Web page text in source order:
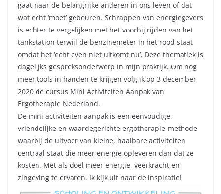
gaat naar de belangrijke anderen in ons leven of dat
wat echt ‘moet’ gebeuren. Schrappen van energiegevers
is echter te vergelijken met het voorbij rijden van het
tankstation terwijl de benzinemeter in het rood staat
omdat het ‘echt even niet uitkomt nu’. Deze thematiek is
dagelijks gespreksonderwerp in mijn praktijk. Om nog
meer tools in handen te krijgen volg ik op 3 december
2020 de cursus Mini Activiteiten Aanpak van
Ergotherapie Nederland.
De mini activiteiten aanpak is een eenvoudige,
vriendelijke en waardegerichte ergotherapie-methode
waarbij de uitvoer van kleine, haalbare activiteiten
centraal staat die meer energie opleveren dan dat ze
kosten. Met als doel meer energie, veerkracht en
zingeving te ervaren. Ik kijk uit naar de inspiratie!